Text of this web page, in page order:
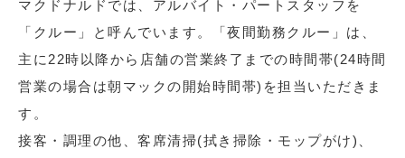
マクドナルドでは、アルバイト・パートスタッフを
「クルー」と呼んでいます。「夜間勤務クルー」は、
主に22時以降から店舗の営業終了までの時間帯(24時間
営業の場合は朝マックの開始時間帯)を担当いただきま
す。
接客・調理の他、客席清掃(拭き掃除・モップがけ)、